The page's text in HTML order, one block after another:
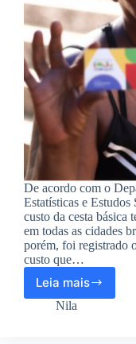
De acordo com o
Estatísticas e
custo da cesta básica
em todas as cidades
porém, foi registrado
custo que…
Leia mais
Cesta
básica:
Nila